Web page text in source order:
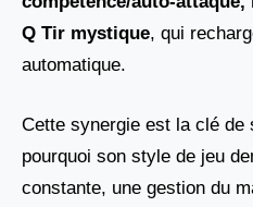
Q Tir mystique, qui
automatique.
Cette synergie est la clé de
pourquoi son style de jeu
constante, une gestion du